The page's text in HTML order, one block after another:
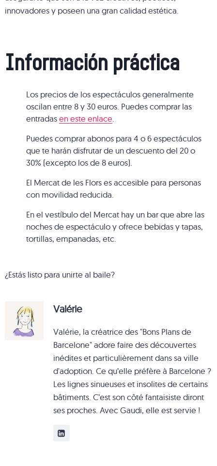
innovadores y poseen una gran calidad estética.
Información práctica
Los precios de los espectáculos generalmente
oscilan entre 8 y 30 euros. Puedes comprar las
entradasen este enlace
Puedes comprar abonos para 4 o 6 espectáculos
que te harán disfrutar de un descuento del 20 o
30% (excepto los de 8 euros).
El Mercat de les Flors es accesible para personas
con movilidad reducida.
En el vestíbulo del Mercat hay un bar que abre las
noches de espectáculo y ofrece bebidas y tapas,
tortillas, empanadas, etc.
¿Estás listo para unirte al baile?
Valérie
Valérie, la créatrice des "Bons Plans de
Barcelone" adore faire des découvertes
inédites et particulièrement dans sa ville
d'adoption. Ce qu’elle préfère à Barcelone ?
Les lignes sinueuses et insolites de certains
bâtiments. C’est son côté fantaisiste diront
ses proches. Avec Gaudi, elle est servie !